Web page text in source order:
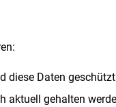
Daten
gehalten